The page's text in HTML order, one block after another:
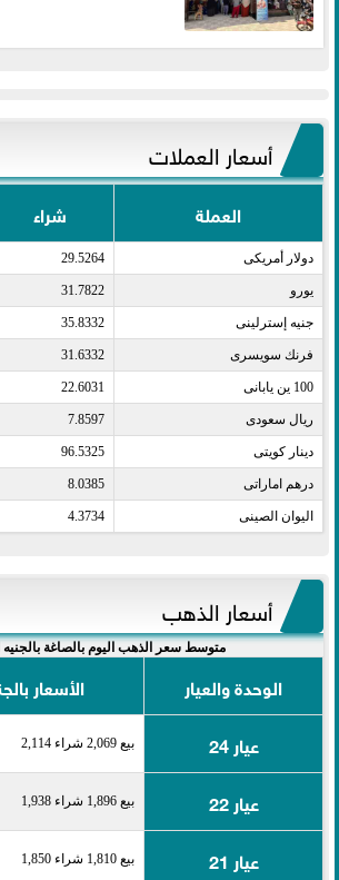
أسعار العملات
العملة شراء
دولار أمريكى​ 29.5264
يورو​ 31.7822
جنيه إسترلينى​ 35.8332
فرنك سويسرى​ 31.6332
100 ين يابانى​ 22.6031
ريال سعودى​ 7.8597
دينار كويتى​ 96.5325
درهم اماراتى​ 8.0385
اليوان الصينى​ 4.3734
أسعار الذهب
متوسط سعر الذهب اليوم بالصاغة
الوحدة والعيار
الأسعار
عيار 24
بيع 2,069 شراء 2,114
عيار 22 بيع 1,896 شراء 1,938
عيار 21 بيع 1,810 شراء 1,850